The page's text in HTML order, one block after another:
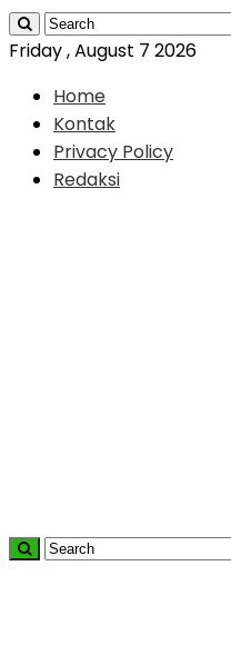
Friday , August 7 2026
Home
Kontak
Privacy Policy
Redaksi